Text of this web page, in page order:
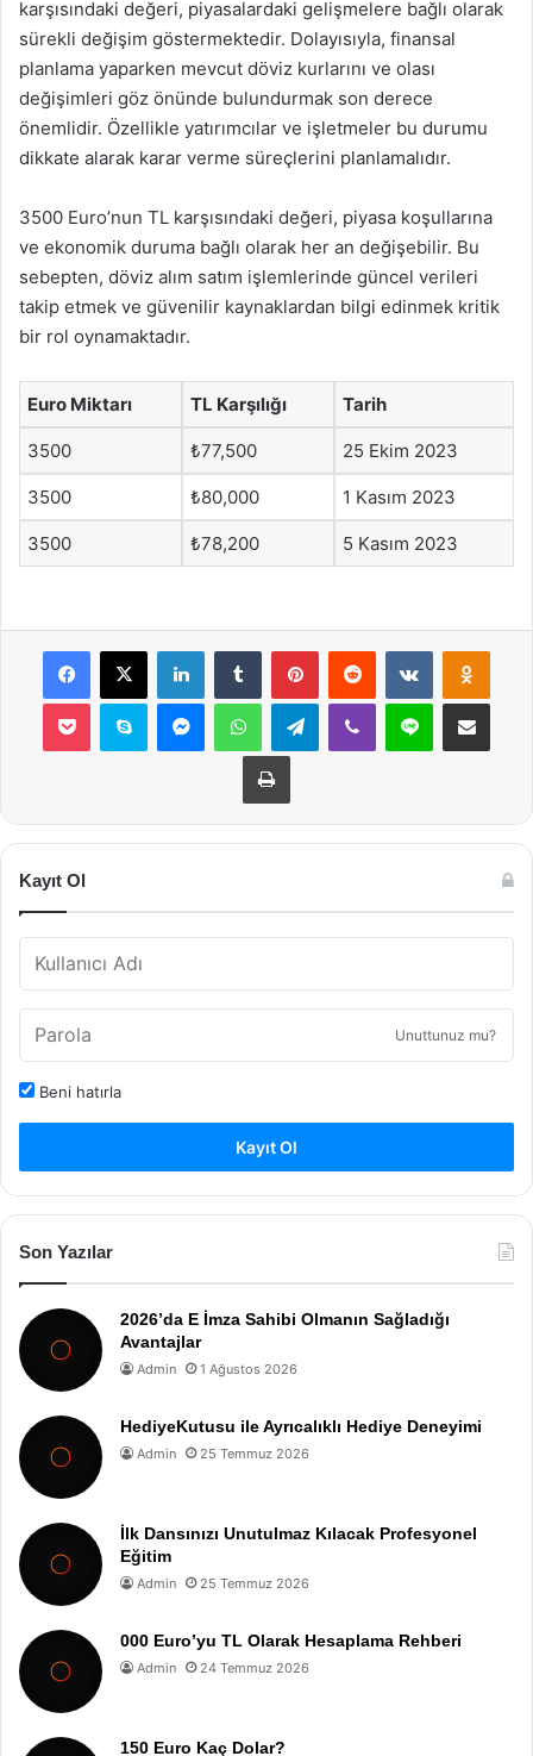
karşısındaki değeri, piyasalardaki gelişmelere bağlı olarak
sürekli değişim göstermektedir. Dolayısıyla, finansal
planlama yaparken mevcut döviz kurlarını ve olası
değişimleri göz önünde bulundurmak son derece
önemlidir. Özellikle yatırımcılar ve işletmeler bu durumu
dikkate alarak karar verme süreçlerini planlamalıdır.
3500 Euro’nun TL karşısındaki değeri, piyasa koşullarına
ve ekonomik duruma bağlı olarak her an değişebilir. Bu
sebepten, döviz alım satım işlemlerinde güncel verileri
takip etmek ve güvenilir kaynaklardan bilgi edinmek kritik
bir rol oynamaktadır.
Euro Miktarı TL Karşılığı Tarih
3500 ₺77,500 25 Ekim 2023
3500 ₺80,000 1 Kasım 2023
3500 ₺78,200 5 Kasım 2023
Facebook
X LinkedInTumblr PinterestReddit VKontakte
Pocket Skype MessengerWhatsAppTelegramViber Line E-Posta ile
Yazdır
Kayıt Ol
Unuttunuz mu?
Beni hatırla
Kayıt Ol
Son Yazılar
2026’da E İmza Sahibi Olmanın Sağladığı
Avantajlar
Admin 1 Ağustos 2026
HediyeKutusu ile Ayrıcalıklı Hediye Deneyimi
Admin 25 Temmuz 2026
İlk Dansınızı Unutulmaz Kılacak Profesyonel
Eğitim
Admin 25 Temmuz 2026
000 Euro’yu TL Olarak Hesaplama Rehberi
Admin 24 Temmuz 2026
150 Euro Kaç Dolar?